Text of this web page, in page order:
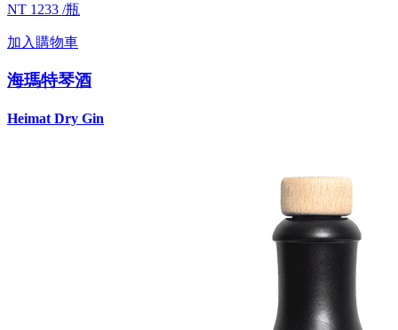
NT 1233 /瓶
加入購物車
海瑪特琴酒
Heimat Dry Gin